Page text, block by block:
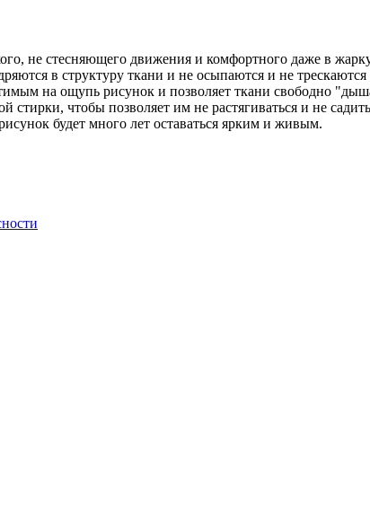
не стесняющего движения и комфортного даже в
в структуру ткани и не осыпаются и не
на ощупь рисунок и позволяет ткани свободно
стирки, чтобы позволяет им не растягиваться и не
будет много лет оставаться ярким и живым.